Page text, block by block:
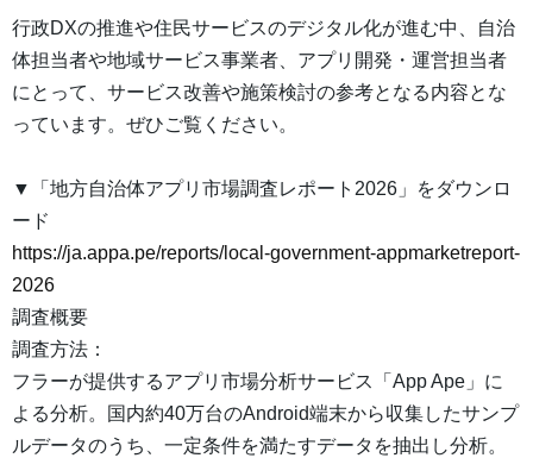
行政DXの推進や住民サービスのデジタル化が進む中、自治
体担当者や地域サービス事業者、アプリ開発・運営担当者
にとって、サービス改善や施策検討の参考となる内容とな
っています。ぜひご覧ください。
▼「地方自治体アプリ市場調査レポート2026」をダウンロ
ード
https://ja.appa.pe/reports/local-government-appmarketreport-
2026
調査概要
調査方法：
フラーが提供するアプリ市場分析サービス「App Ape」に
よる分析。国内約40万台のAndroid端末から収集したサンプ
ルデータのうち、一定条件を満たすデータを抽出し分析。